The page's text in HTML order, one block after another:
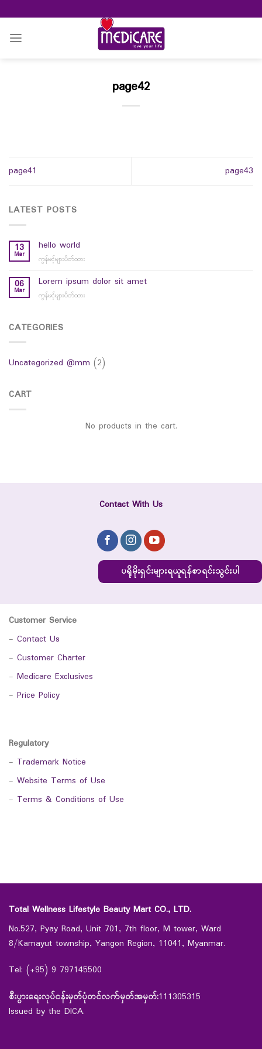
to
content
page42
page41 page43
LATEST POSTS
13
Mar
hello world
ကွန်မင့်များပိတ်ထား
world
06
Mar
Lorem ipsum dolor sit amet
ကွန်မင့်များပိတ်ထား
CATEGORIES
Uncategorized @mm (2)
CART
No products in the cart.
Contact With Us
ပရိုမိုးရှင်းများရယူရန်စာရင်းသွင်းပါ
Customer Service
- Contact Us
- Customer Charter
- Medicare Exclusives
- Price Policy
Regulatory
- Trademark Notice
- Website Terms of Use
- Terms & Conditions of Use
Total Wellness Lifestyle Beauty Mart CO., LTD.
No.527, Pyay Road, Unit 701, 7th floor, M tower, Ward
8/Kamayut township, Yangon Region, 11041, Myanmar.
Tel: (+95) 9 797145500
စီးပွားရေးလုပ်ငန်းမှတ်ပုံတင်လက်မှတ်အမှတ်:111305315
Issued by the DICA.